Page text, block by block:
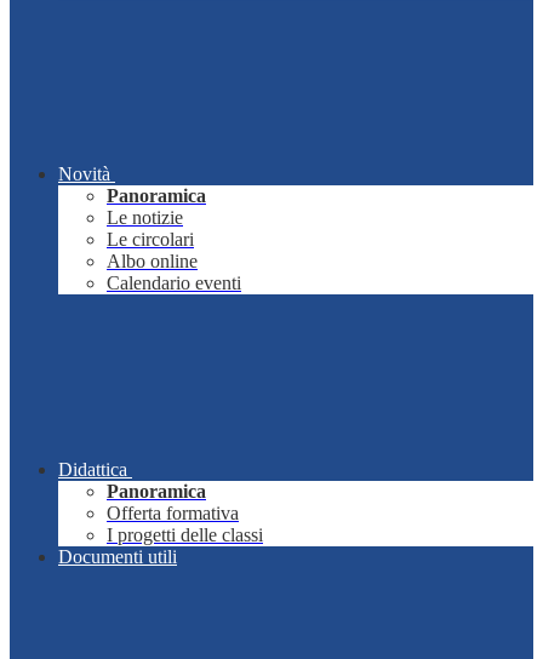
Novità
Panoramica
Le notizie
Le circolari
Albo online
Calendario eventi
Didattica
Panoramica
Offerta formativa
I progetti delle classi
Documenti utili